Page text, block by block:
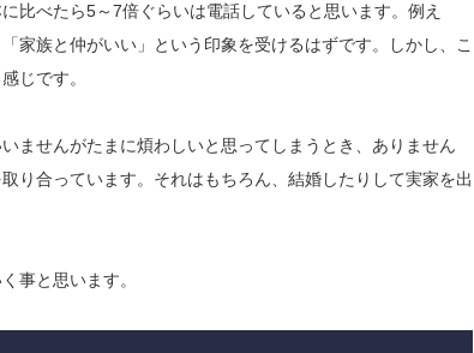
比べたら5～7倍ぐらいは電話していると思います。​例え
家族と仲がいい」という印象を受けるはずです。しかし、こ
じです。
ませんがたまに煩わしいと思ってしまうとき、ありません
り合っています。それはもちろん、結婚したりして実家を出
事と思います。